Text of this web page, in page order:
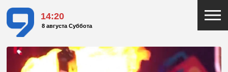
14:20
8 августа Суббота